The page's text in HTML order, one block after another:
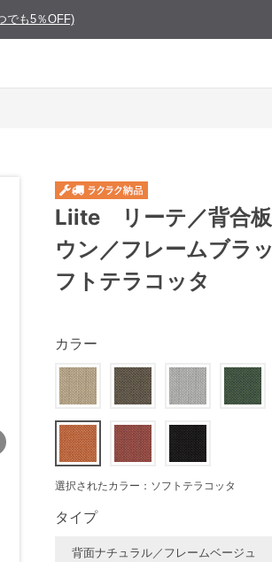
でも5％OFF)
Liite リーテ／背合板
ウン／フレームブラ
フトテラコッタ
カラー
選択されたカラー：ソフトテラコッタ
タイプ
背面ナチュラル／フレームベージュ